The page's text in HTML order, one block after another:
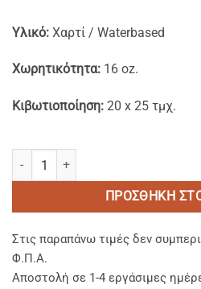
Υλικό: Χαρτί / Waterbased
Χωρητικότητα: 16 οz.
Κιβωτιοποίηση: 20 x 25 τμχ.
Χάρτινα Waterbased Ποτήρια
ΠΡΟΣΘΉΚΗ
Στις παραπάνω τιμές δεν
Φ.Π.Α.
Αποστολή σε 1-4 εργάσιμες